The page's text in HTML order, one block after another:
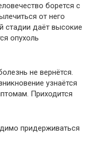
борется с
от него
стадии даёт высокие
опухоль
не вернётся.
узнаётся
Приходится
придерживаться